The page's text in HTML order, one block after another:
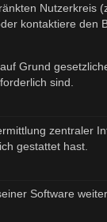
Nutzerkreis
kontaktiere den
Grund
sind.
zentraler
gestattet hast.
Software